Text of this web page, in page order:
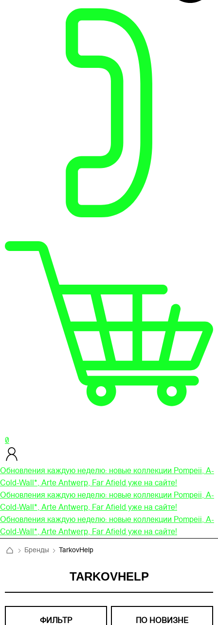
0
Обновления каждую неделю: новые коллекции Pompeii, A-
Cold-Wall*, Arte Antwerp, Far Afield уже на сайте!
Обновления каждую неделю: новые коллекции Pompeii, A-
Cold-Wall*, Arte Antwerp, Far Afield уже на сайте!
Обновления каждую неделю: новые коллекции Pompeii, A-
Cold-Wall*, Arte Antwerp, Far Afield уже на сайте!
Бренды TarkovHelp
TARKOVHELP
ФИЛЬТР ПО НОВИЗНЕ